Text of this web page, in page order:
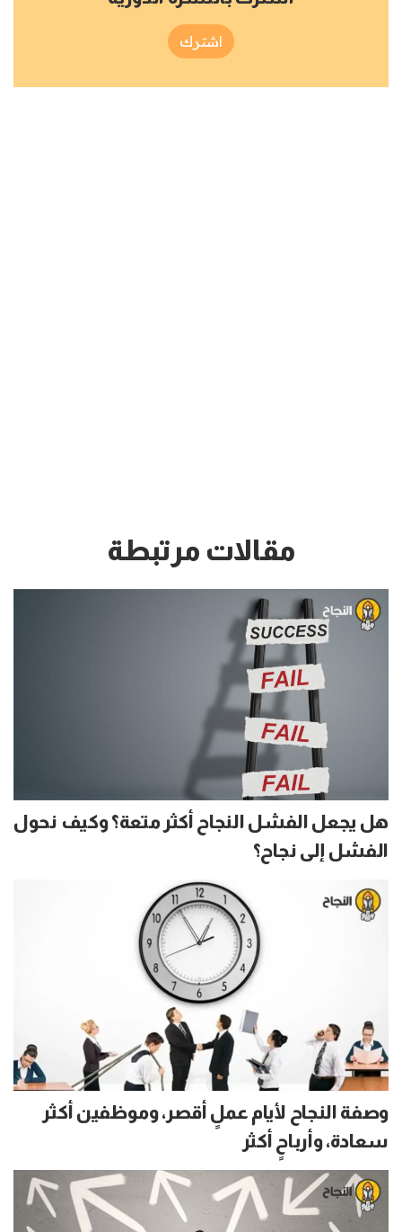
اشترك
مقالات مرتبطة
هل يجعل الفشل النجاح أكثر متعة؟ وكيف نحول
الفشل إلى نجاح؟
وصفة النجاح لأيام عملٍ أقصر، وموظفين أكثر
سعادة، وأرباحٍ أكثر